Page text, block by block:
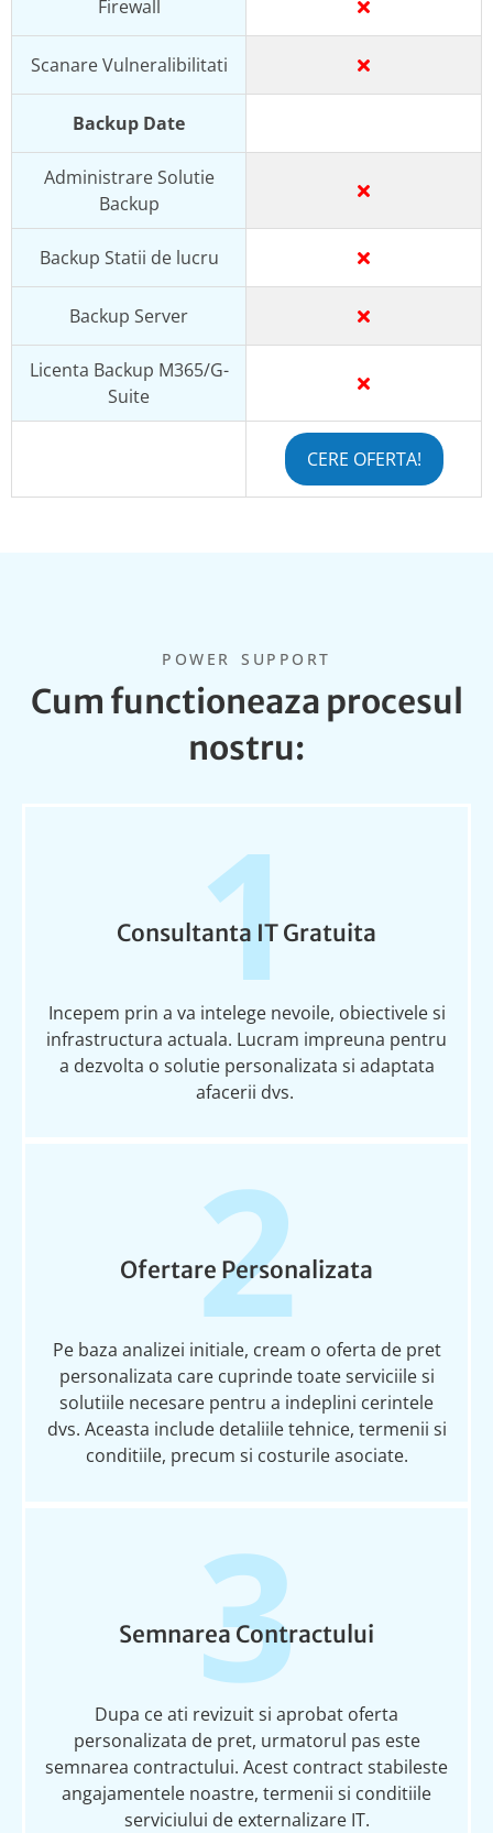
Firewall
Scanare Vulneralibilitati
Backup Date
Administrare Solutie
Backup
Backup Statii de lucru
Backup Server
Licenta Backup M365/G-
Suite
CERE OFERTA!
POWER SUPPORT
Cum functioneaza procesul
nostru:
1
Consultanta IT Gratuita
Incepem prin a va intelegenevoile, obiectivelesi
infrastructura actuala. Lucram impreuna pentru
a dezvolta o solutiepersonalizata si adaptata
afacerii dvs.
2
Ofertare Personalizata
Pe baza analizei initiale, cream o oferta de pret
personalizata care cuprinde toate serviciilesi
solutiile necesare pentru a indeplini cerintele
dvs. Aceasta include detaliile tehnice, termenii si
conditiile, precum si costurile asociate.
3
Semnarea Contractului
Dupa ceati revizuitsi aprobat oferta
personalizata de pret, urmatorul pas este
semnarea contractului. Acest contractstabileste
angajamentele noastre, termenii si conditiile
serviciului de externalizare IT.